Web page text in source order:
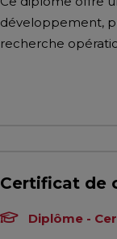
développement,
recherche
Certificat de
Diplôme -